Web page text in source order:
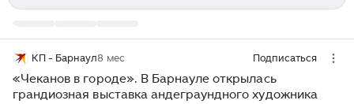
КП - Барнаул8 мес Подписаться
«Чеканов в городе». В Барнауле открылась
грандиозная выставка андеграундного художника